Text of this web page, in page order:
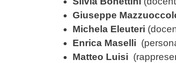
Giuseppe
Michela Eleuteri
Enrica Maselli
Matteo Luisi